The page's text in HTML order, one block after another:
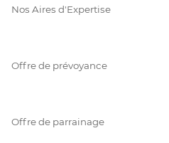
Nos Aires d'Expertise
Offre de prévoyance
Offre de parrainage